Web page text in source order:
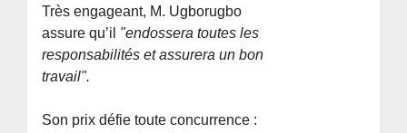
Très engageant, M. Ugborugbo
assure qu’il "endossera toutes les
responsabilités et assurera un bon
travail".
Son prix défie toute concurrence :